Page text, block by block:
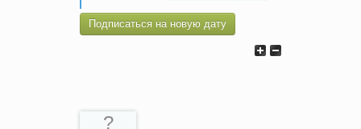
Подписаться на новую дату
?